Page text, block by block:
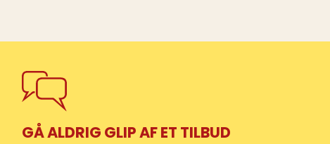
GÅ ALDRIG GLIP AF ET TILBUD